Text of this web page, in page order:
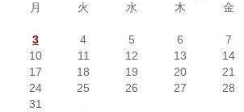
月
火 水 木 金
3
4 5 6 7
10
11 12 13 14
17
18 19 20 21
24
25 26 27 28
31